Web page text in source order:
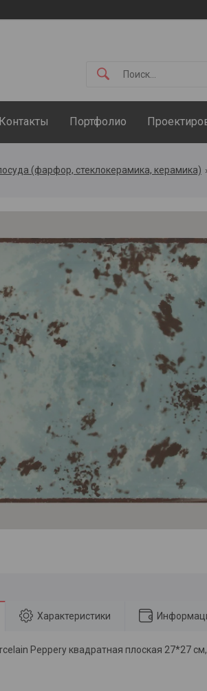
Контакты Портфолио
(фарфор, стеклокерамика, керамика)
Характеристики
Peppery квадратная плоская 27*27